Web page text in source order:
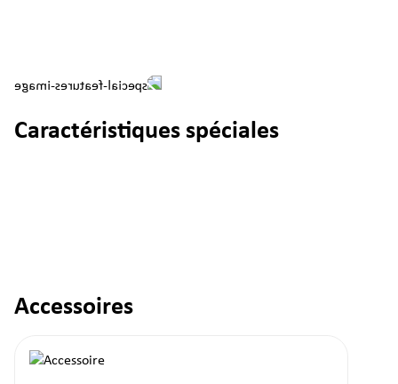
Caractéristiques spéciales
Ignorer la galerie de produits
Accessoires